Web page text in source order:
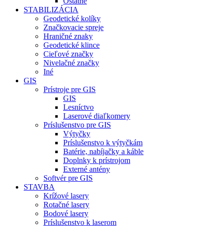
STABILIZÁCIA
Geodetické kolíky
Značkovacie spreje
Hraničné znaky
Geodetické klince
Cieľové značky
Nivelačné značky
Iné
GIS
Prístroje pre GIS
GIS
Lesníctvo
Laserové diaľkomery
Príslušenstvo pre GIS
Výtyčky
Príslušenstvo k výtyčkám
Batérie, nabíjačky a káble
Doplnky k prístrojom
Externé antény
Softvér pre GIS
STAVBA
Krížové lasery
Rotačné lasery
Bodové lasery
Príslušenstvo k laserom